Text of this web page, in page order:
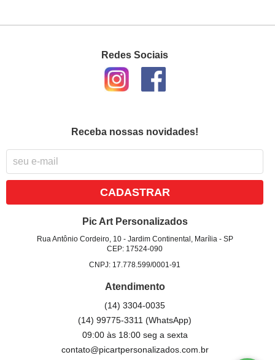
Redes Sociais
Receba nossas novidades!
CADASTRAR
Pic Art Personalizados
Rua Antônio Cordeiro, 10- Jardim Continental, Marília- SP
CEP: 17524-090
CNPJ: 17.778.599/0001-91
Atendimento
(14) 3304-0035
(14) 99775-3311(WhatsApp)
09:00 às 18:00 seg a sexta
contato@picartpersonalizados.com.br